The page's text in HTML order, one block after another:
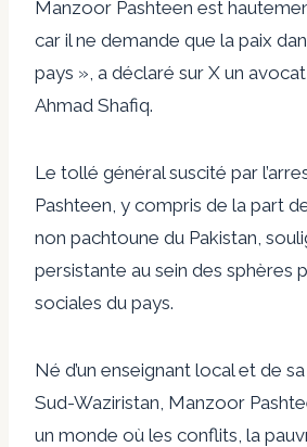
Manzoor Pashteen est
car il ne demande que la paix
pays », a déclaré sur X un avocat
Ahmad Shafiq.
Le tollé général suscité par
Pashteen, y compris de la part
non pachtoune du Pakistan,
persistante au sein des sphères
sociales du pays.
Né d’un enseignant local et de
Sud-Waziristan, Manzoor
un monde où les conflits, la